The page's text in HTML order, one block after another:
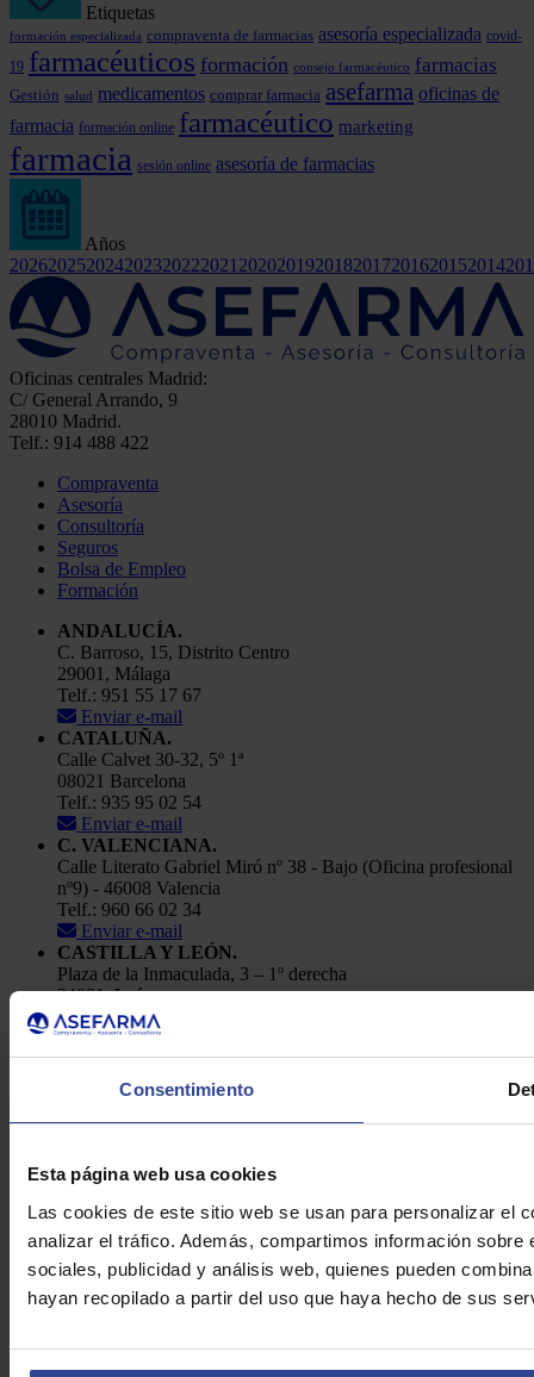
Consentimiento
Esta página web usa cookies
Las cookies de este sitio web se usan para personalizar el
analizar el tráfico. Además, compartimos información
sociales, publicidad y análisis web, quienes pueden
hayan recopilado a partir del uso que haya hecho de sus
Etiquetas
formación especializada compraventa de farmacias asesoría especializada covid-
19 farmacéuticos formación consejo farmacéutico farmacias
Gestión salud medicamentos comprar farmacia asefarma oficinas de
farmacia formación online farmacéutico marketing
farmacia sesión online asesoría de farmacias
Años
202620252024202320222021 2020201920182017201620152014
Oficinas centrales Madrid:
C/ General Arrando, 9
28010 Madrid.
Telf.: 914 488 422
Compraventa
Asesoría
Consultoría
Seguros
Bolsa de Empleo
Formación
ANDALUCÍA.
C. Barroso, 15, Distrito Centro
29001, Málaga
Telf.: 951 55 17 67
Enviar e-mail
CATALUÑA.
Calle Calvet 30-32, 5º 1ª
08021 Barcelona
Telf.: 935 95 02 54
Enviar e-mail
C. VALENCIANA.
Calle Literato Gabriel Miró nº 38 - Bajo (Oficina profesional
nº9) - 46008 Valencia
Telf.: 960 66 02 34
Enviar e-mail
CASTILLA Y LEÓN.
Plaza de la Inmaculada, 3 – 1º derecha
24001, León
Telf.: 91 448 84 22
Enviar e-mail
Política de Privacidad
Aviso Legal
Cookies